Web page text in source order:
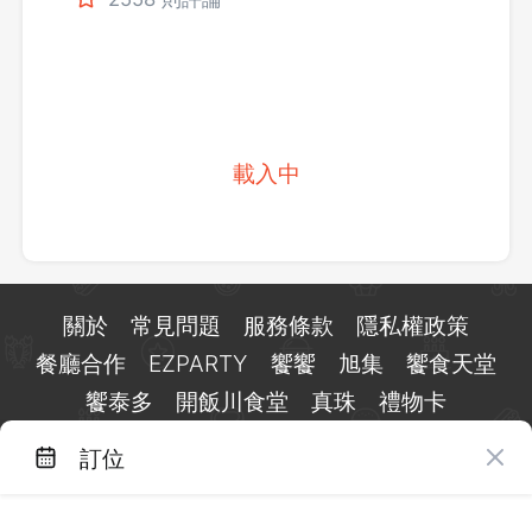
載入中
訂位
關於 常見問題 服務條款
隱私權政策
餐廳合作
EZPARTY 饗饗 旭集
饗食天堂
饗泰多
開飯川食堂 真珠 禮物卡